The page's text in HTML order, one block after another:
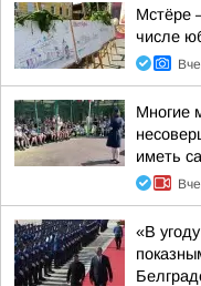
Мстёре
числе
Многие
иметь
«В